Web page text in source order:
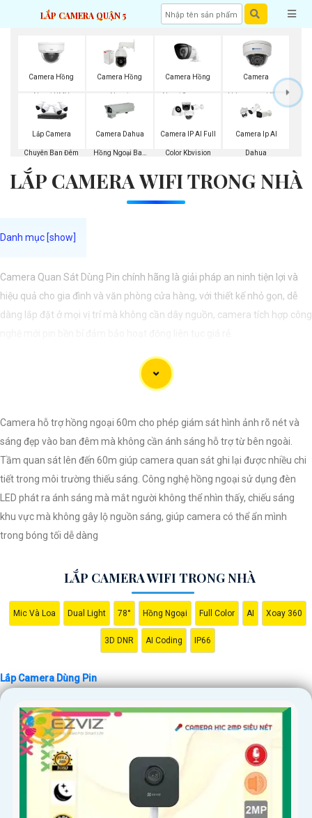
LẮP CAMERA QUẬN 5
Camera Hồng
Ngoại UMV
Camera Hồng
Ngoại
Camera Hồng
Ngoại Samsung
Camera
Hdparagon Hồng
Ngoại
Lắp Camera
Chuyên Ban Đêm
Camera Dahua
Hồng Ngoại Ban
Camera IP AI Full
Color Kbvision
Camera Ip AI
Dahua
LẮP CAMERA WIFI TRONG NHÀ
Camera Quan Sát Dùng Pin chính hãng là giải pháp an ninh tiện lợi và
hiệu quả cho gia đình và văn phòng cửa hàng, với thiết kế nhỏ gọn, dễ
dàng lắp đặt ở mọi vị trí mà không cần dây nguồn, camera tích hợp công
'
Camera hỗ trợ hồng ngoại 60m cho phép giám sát hình ảnh rõ nét và
sáng đẹp vào ban đêm mà không cần ánh sáng hỗ trợ từ bên ngoài.
Tầm quan sát lên đến 60m giúp camera quan sát ghi lại được nhiều chi
tiết trong môi trường thiếu sáng. Công nghệ hồng ngoại sử dụng đèn
LED phát ra ánh sáng mà mắt người không thể nhìn thấy, chiếu sáng
khu vực mà không gây lộ nguồn sáng, giúp camera có thể ẩn mình
trong bóng tối dễ dàng
LẮP CAMERA WIFI TRONG NHÀ
Mic Và Loa Dual Light 78° Hồng Ngoại Full Color AI Xoay 360
3D DNR AI Coding IP66
Lắp Camera Dùng Pin